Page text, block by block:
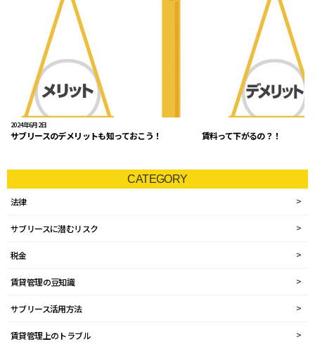
2024年6月2日
サブリースのデメリットも知っておこう！ 賃料って下がるの？！
CATEGORY
法律
サブリースに潜むリスク
税金
賃貸管理の豆知識
サブリース活用方法
賃貸管理上のトラブル